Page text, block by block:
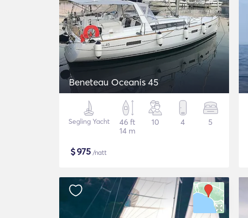
Beneteau Oceanis 45
Segling Yacht
46 ft
14 m
10 4 5
$975 /natt